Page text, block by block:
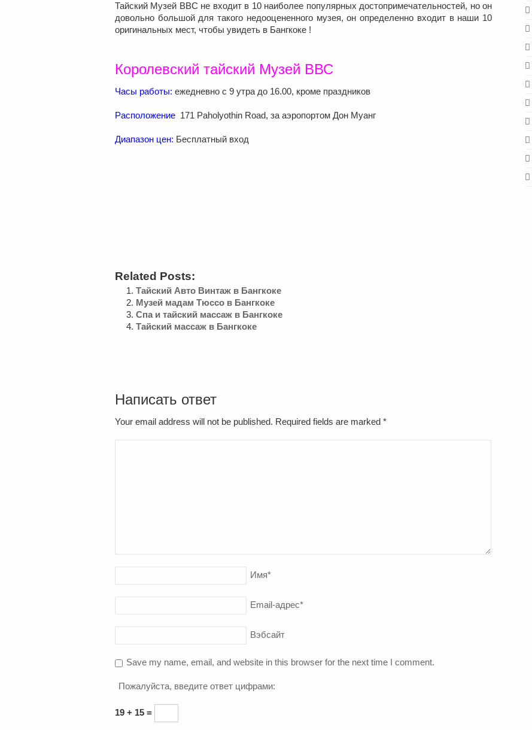
Тайский Музей ВВС не входит в 10 наиболее популярных достопримечательностей, но он
довольно большой для такого недооцененного музея, он определенно входит в наши 10
оригинальных мест, чтобы увидеть в Бангкоке !
Королевский тайский Музей ВВС
Часы работы: ежедневно с 9 утра до 16.00, кроме праздников
Расположение 171 Paholyothin Road, за аэропортом Дон Муанг
Диапазон цен: Бесплатный вход
Related Posts:
Тайский Авто Винтаж в Бангкоке
Музей мадам Тюссо в Бангкоке
Спа и тайский массаж в Бангкоке
Тайский массаж в Бангкоке
Написать ответ
Your email address will not be published. Required fields are marked *
Имя*
Email-адрес*
Вэбсайт
Save my name, email, and website in this browser for the next time I comment.
Пожалуйста, введите ответ цифрами:
19 + 15 =